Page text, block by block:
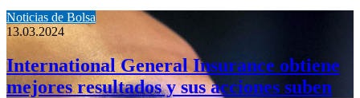
Noticias de Bolsa
13.03.2024
International General Insurance obtiene
mejores resultados y sus acciones suben